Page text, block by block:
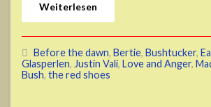
Weiterlesen
Before the dawn, Bertie, Bushtucker,
Glasperlen, Justin Vali, Love and Anger,
Bush, the red shoes